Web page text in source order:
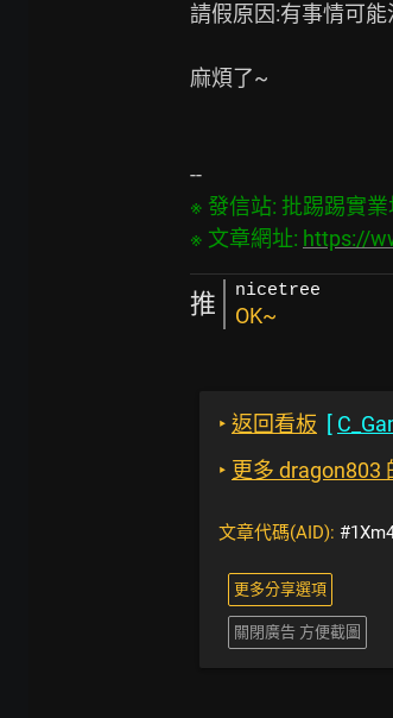
請假原因:有事情可
麻煩了~
※ 發信站: 批踢踢實
※ 文章網址: https://
推 nicetree
OK~
‣ 返回看板 [
‣ 更多 dragon803
文章代碼(AID):
更多分享選項
關閉廣告 方便截圖